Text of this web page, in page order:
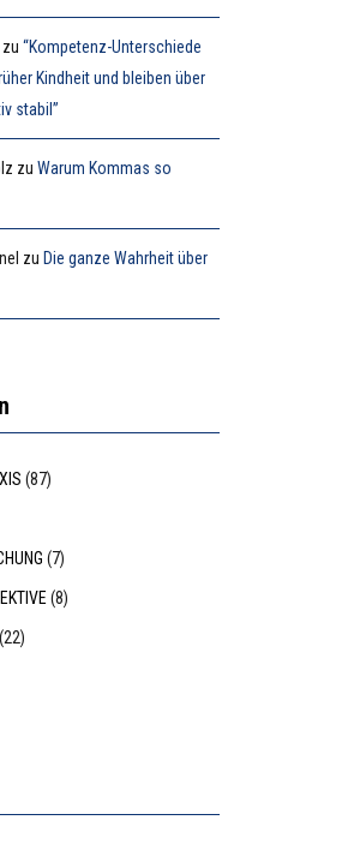
zu“Kompetenz-Unterschiede
Kindheit und bleiben über
stabil”
zuWarum Kommas so
zu Die ganze Wahrheit über
(87)
(7)
(8)
(22)